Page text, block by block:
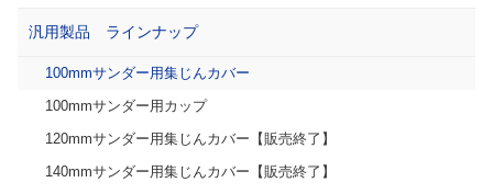
汎用製品 ラインナップ
100mmサンダー用集じんカバー
100mmサンダー用カップ
120mmサンダー用集じんカバー【販売終了】
140mmサンダー用集じんカバー【販売終了】